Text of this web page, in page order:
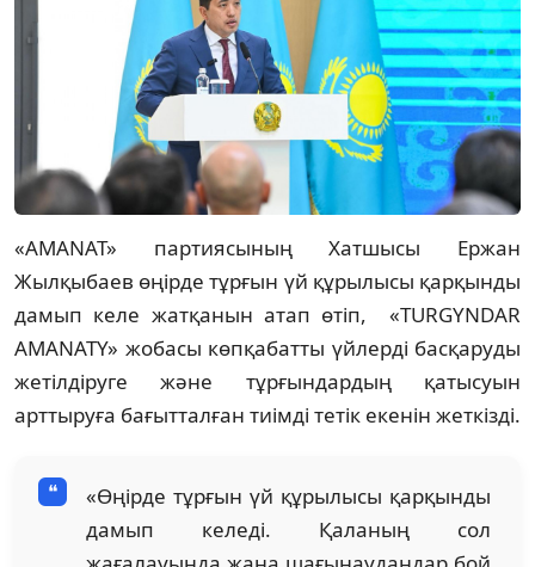
«AMANAT» партиясының Хатшысы Ержан
Жылқыбаев өңірде тұрғын үй құрылысы қарқынды
дамып келе жатқанын атап өтіп, «TURGYNDAR
AMANATY» жобасы көпқабатты үйлерді басқаруды
жетілдіруге және тұрғындардың қатысуын
арттыруға бағытталған тиімді тетік екенін жеткізді.
«Өңірде тұрғын үй құрылысы қарқынды
дамып келеді. Қаланың сол